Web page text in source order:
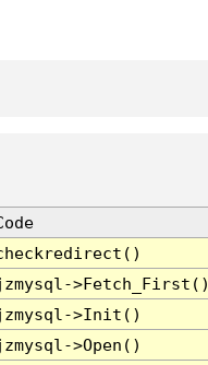
>Init()
>Open()